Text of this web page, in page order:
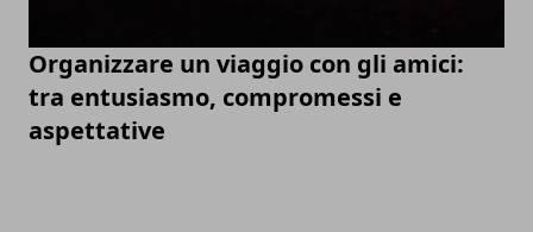
Organizzare un viaggio con gli amici:
tra entusiasmo, compromessi e
aspettative